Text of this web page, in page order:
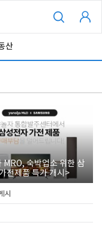
산
MRO, 숙박업소 위한 삼
전제품 특가 개시>
시